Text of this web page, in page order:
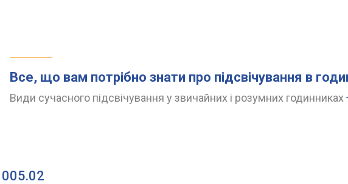
Все, що вам потрібно знати про підсвічування в
Види сучасного підсвічування у звичайних і розумних годинниках